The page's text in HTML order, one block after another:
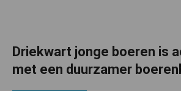
Driekwart jonge boeren is
met een duurzamer